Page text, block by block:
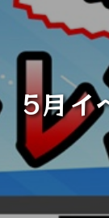
5月イ